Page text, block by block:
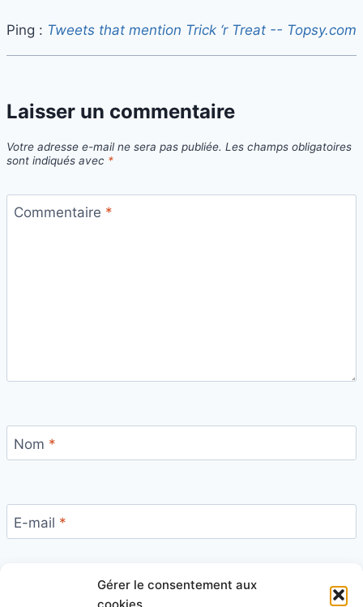
Gérer le consentement aux
Ping : Tweets that mention Trick ‘r Treat -- Topsy.com
Laisser un commentaire
Votre adresse e-mail ne sera pas publiée. Les champs obligatoires
sont indiqués avec *
Commentaire *
Nom *
E-mail *